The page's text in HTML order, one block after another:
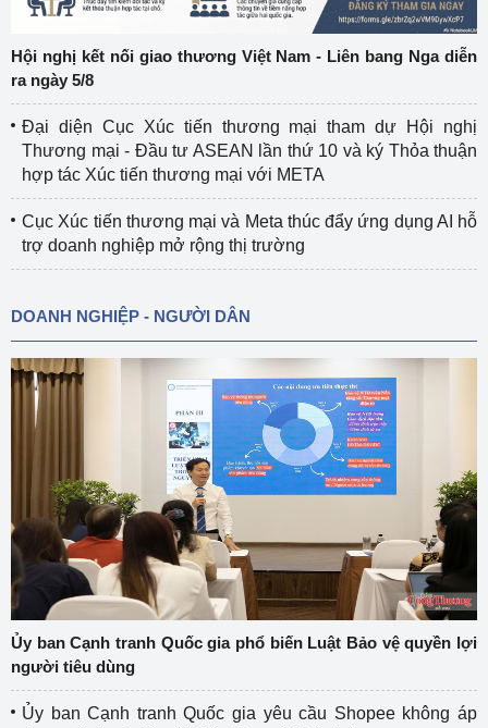
Hội nghị kết nối giao thương Việt Nam - Liên bang Nga diễn
ra ngày 5/8
Đại diện Cục Xúc tiến thương mại tham dự Hội nghị
Thương mại - Đầu tư ASEAN lần thứ 10 và ký Thỏa thuận
hợp tác Xúc tiến thương mại với META
Cục Xúc tiến thương mại và Meta thúc đẩy ứng dụng AI hỗ
trợ doanh nghiệp mở rộng thị trường
DOANH NGHIỆP - NGƯỜI DÂN
Ủy ban Cạnh tranh Quốc gia phổ biến Luật Bảo vệ quyền lợi
người tiêu dùng
Ủy ban Cạnh tranh Quốc gia yêu cầu Shopee không áp